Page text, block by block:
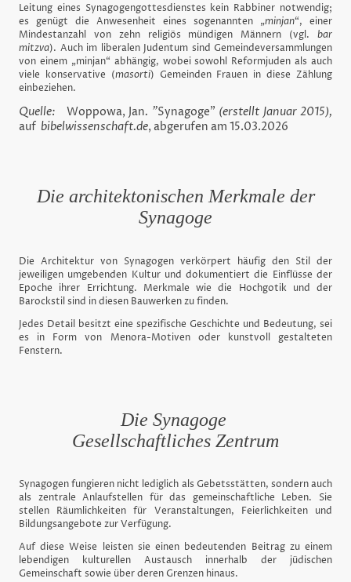
Leitung eines Synagogengottesdienstes kein Rabbiner notwendig;
es genügt die Anwesenheit eines sogenannten „minjan“, einer
Mindestanzahl von zehn religiös mündigen Männern (vgl. bar
mitzva). Auch im liberalen Judentum sind Gemeindeversammlungen
von einem „minjan“ abhängig, wobei sowohl Reformjuden als auch
viele konservative (masorti) Gemeinden Frauen in diese Zählung
einbeziehen.
Quelle: Woppowa, Jan. "Synagoge" (erstellt Januar 2015),
auf bibelwissenschaft.de, abgerufen am 15.03.2026
Die architektonischen Merkmale der
Synagoge
Die Architektur von Synagogen verkörpert häufig den Stil der
jeweiligen umgebenden Kultur und dokumentiert die Einflüsse der
Epoche ihrer Errichtung. Merkmale wie die Hochgotik und der
Barockstil sind in diesen Bauwerken zu finden.
Jedes Detail besitzt eine spezifische Geschichte und Bedeutung, sei
es in Form von Menora-Motiven oder kunstvoll gestalteten
Fenstern.
Die Synagoge
Gesellschaftliches Zentrum
Synagogen fungieren nicht lediglich als Gebetsstätten, sondern auch
als zentrale Anlaufstellen für das gemeinschaftliche Leben. Sie
stellen Räumlichkeiten für Veranstaltungen, Feierlichkeiten und
Bildungsangebote zur Verfügung.
Auf diese Weise leisten sie einen bedeutenden Beitrag zu einem
lebendigen kulturellen Austausch innerhalb der jüdischen
Gemeinschaft sowie über deren Grenzen hinaus.